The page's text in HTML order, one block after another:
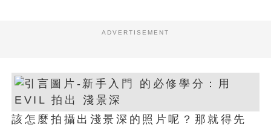
ADVERTISEMENT
該怎麼拍攝出淺景深的照片呢？那就得先